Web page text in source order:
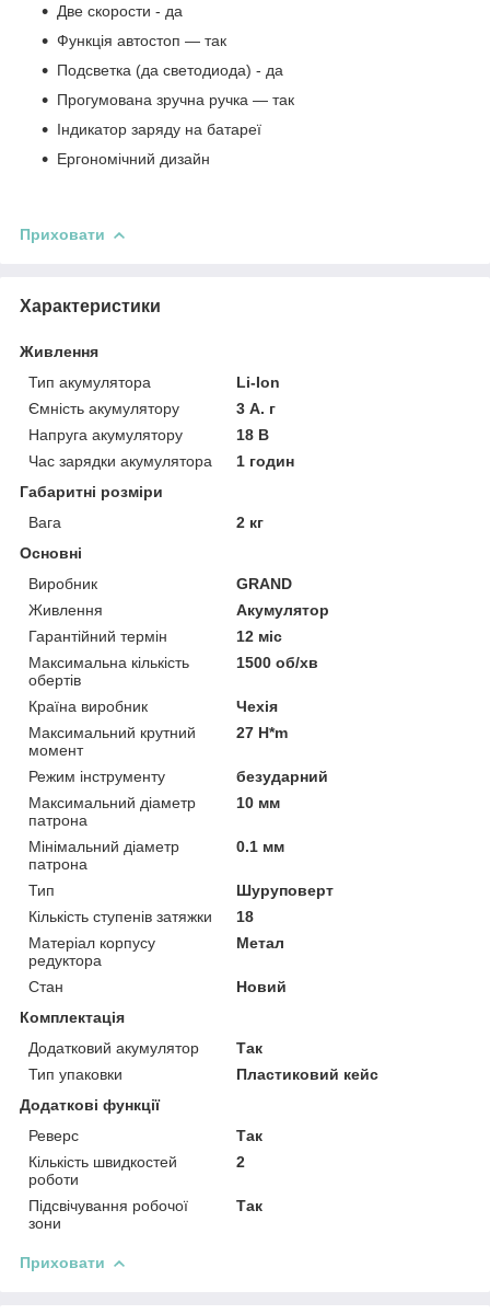
Две скорости - да
Функція автостоп — так
Подсветка (да светодиода) - да
Прогумована зручна ручка — так
Індикатор заряду на батареї
Ергономічний дизайн
Приховати
Характеристики
Живлення
Тип акумулятора
Li-Ion
Ємність акумулятору
3 А. г
Напруга акумулятору
18 В
Час зарядки акумулятора
1 годин
Габаритні розміри
Вага
2 кг
Основні
Виробник
GRAND
Живлення
Акумулятор
Гарантійний термін
12 міс
Максимальна кількість
обертів
1500 об/хв
Країна виробник
Чехія
Максимальний крутний
момент
27 H*m
Режим інструменту
безударний
Максимальний діаметр
патрона
10 мм
Мінімальний діаметр
патрона
0.1 мм
Тип
Шуруповерт
Кількість ступенів затяжки
18
Матеріал корпусу
редуктора
Метал
Стан
Новий
Комплектація
Додатковий акумулятор
Так
Тип упаковки
Пластиковий кейс
Додаткові функції
Реверс
Так
Кількість швидкостей
роботи
2
Підсвічування робочої
зони
Так
Приховати